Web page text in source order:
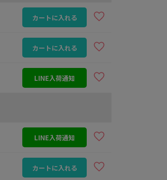
カートに入れる
カートに入れる
LINE入荷通知
LINE入荷通知
カートに入れる